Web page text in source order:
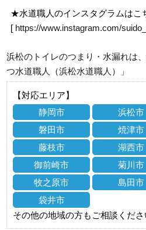
★水道職人のインスタグラムはこ
[ https://www.instagram.com/
浜松のトイレのつまり・水漏れは
つ水道職人（浜松水道職人）」
【対応エリア】
静岡市
浜松市
磐田市
焼津市
藤枝市
湖西市
御前崎市
菊川市
牧之原市
島田市
袋井市
その他の地域の方もご相談くださ